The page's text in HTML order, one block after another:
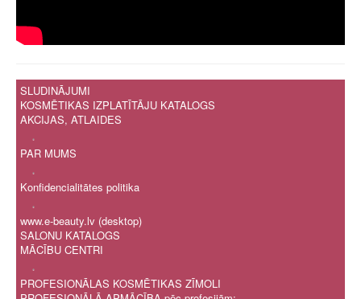
SLUDINĀJUMI
KOSMĒTIKAS IZPLATĪTĀJU KATALOGS
AKCIJAS, ATLAIDES
.
PAR MUMS
.
Konfidencialitātes politika
.
www.e-beauty.lv (desktop)
SALONU KATALOGS
MĀCĪBU CENTRI
.
PROFESIONĀLAS KOSMĒTIKAS ZĪMOLI